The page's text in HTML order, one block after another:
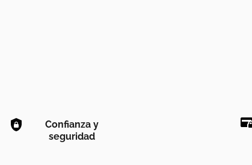
Confianza y
seguridad